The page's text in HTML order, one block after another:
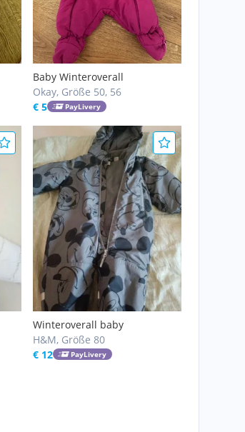
Baby Winteroverall
Okay, Größe 50, 56
€ 5
PayLivery
Winteroverall baby
H&M, Größe 80
€ 12
PayLivery